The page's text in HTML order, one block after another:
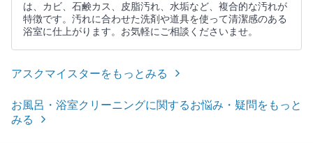
は、カビ、石鹸カス、皮脂汚れ、水垢など、複合的な汚れが
特徴です。汚れに合わせた洗剤や道具を使って清潔感のある
浴室に仕上がります。お気軽にご相談くださいませ。
アスクマイスターをもっとみる
お風呂・浴室クリーニングに関するお悩み・疑問をもっと
みる